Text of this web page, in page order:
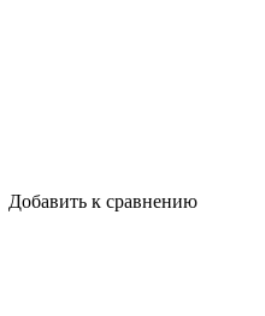
Добавить к сравнению